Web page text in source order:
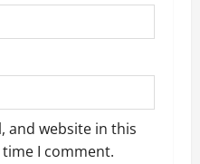
and website in this
I comment.